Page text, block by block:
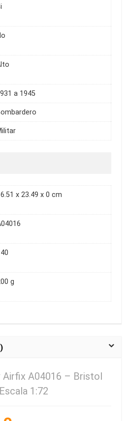
a 1945
x 23.49 x 0 cm
g
Airfix A04016 – Bristol
1:72